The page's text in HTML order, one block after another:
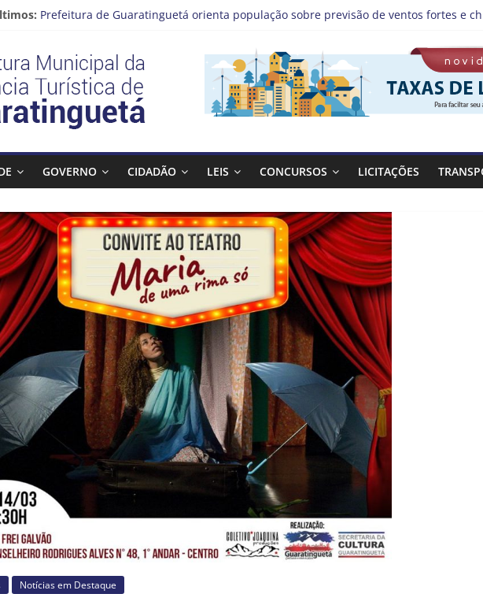
Prefeitura de Guaratinguetá orienta população sobre previsão de ventos fortes e
Cinema Pontos MIS | Programação de Agosto
Neste sábado (08), a Prefeitura de Guaratinguetá realiza mais uma edição do
A Operação Cata Bagulho atenderá o seguinte bairro neste sábado, (08)
GOVERNO CIDADÃO LEIS CONCURSOS LICITAÇÕES
Notícias em Destaque